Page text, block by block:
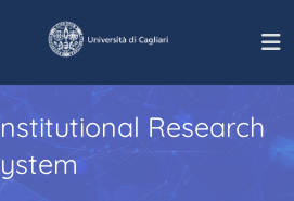
Research